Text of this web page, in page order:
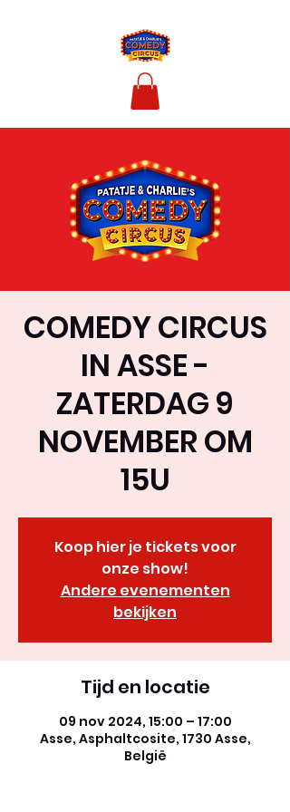
COMEDY CIRCUS
IN ASSE -
ZATERDAG 9
NOVEMBER OM
15U
Koop hier je tickets voor
onze show!
Andere evenementen
bekijken
Tijd en locatie
09 nov 2024, 15:00 – 17:00
Asse, Asphaltcosite, 1730 Asse,
België